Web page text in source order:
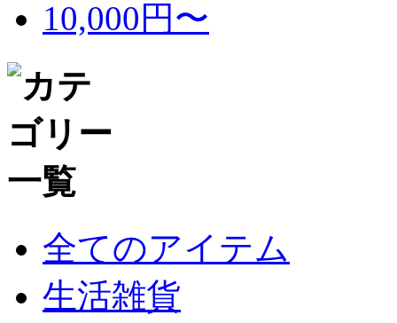
10,000円〜
全てのアイテム
生活雑貨